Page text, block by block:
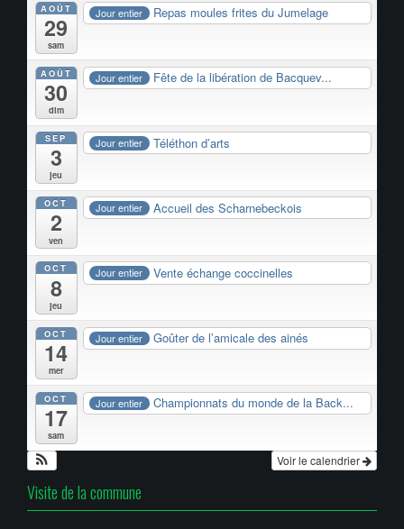
AOÛT
29
sam
Jour entier Repas moules frites du Jumelage
AOÛT
30
dim
Jour entier Fête de la libération de Bacquev...
SEP
3
jeu
Jour entier Téléthon d’arts
OCT
2
ven
Jour entier Accueil des Scharnebeckois
OCT
8
jeu
Jour entier Vente échange coccinelles
OCT
14
mer
Jour entier Goûter de l’amicale des ainés
OCT
17
sam
Jour entier Championnats du monde de la Back...
Voir le calendrier
Visite de la commune